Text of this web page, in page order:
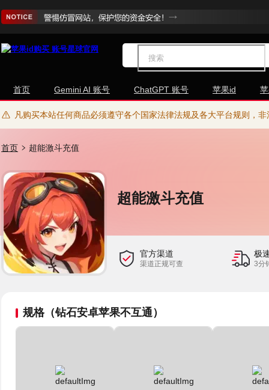
首页 Gemini AI 账号 ChatGPT 账号 苹果id
凡购买本站任何商品必须遵守各个国家法律法规及各大平台规则，
首页 超能激斗充值
超能激斗充值
官方渠道
渠道正规可查
极
3分
规格（钻石安卓苹果不互通）